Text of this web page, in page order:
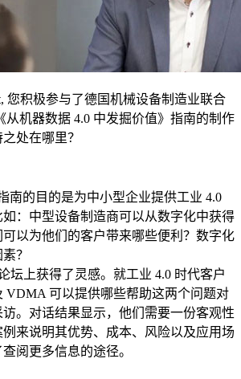
您积极参与了德国机械设备制造业联合
从机器数据 4.0 中发掘价值》指南的制作
处在哪里？
南的目的是为中小型企业提供工业 4.0
：中型设备制造商可以从数字化中获得
以为他们的客户带来哪些便利？数字化
？
坛上获得了灵感。就工业 4.0 时代客户
VDMA 可以提供哪些帮助这两个问题对
。对话结果显示，他们需要一份客观性
来说明其优势、成本、风险以及应用场
阅更多信息的途径。